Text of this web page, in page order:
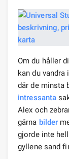
Om du håller
kan du vandra
där de minsta
intressanta
Alex och
gärna bilder
gjorde inte
gyllene sand